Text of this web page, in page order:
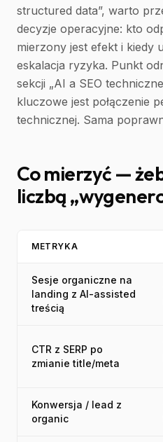
structured data”, warto
decyzje operacyjne: kto
mierzony jest efekt i kiedy
eskalacja ryzyka. Punkt
sekcji „AI a SEO
kluczowe jest połączenie
technicznej. Sama
Co mierzyć —
liczbą
METRYKA
Sesje organiczne na
landing z AI-assisted
treścią
CTR z SERP po
zmianie title/meta
Konwersja / lead z
organic